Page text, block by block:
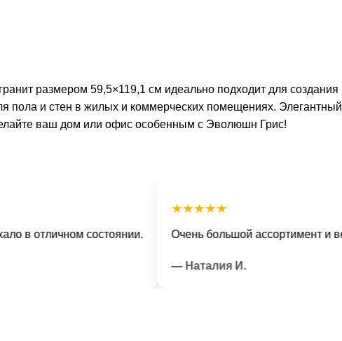
размером 59,5×119,1 см идеально подходит для создания
пола и стен в жилых и коммерческих помещениях. Элегантный
ваш дом или офис особенным с Эволюшн Грис!
состоянии.
★★★★★
Очень большой ассортимент и
— Наталия И.